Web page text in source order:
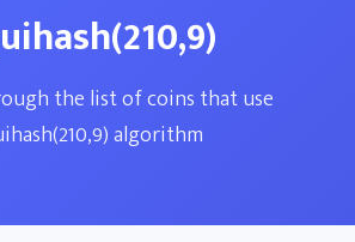
the list of coins that use
algorithm